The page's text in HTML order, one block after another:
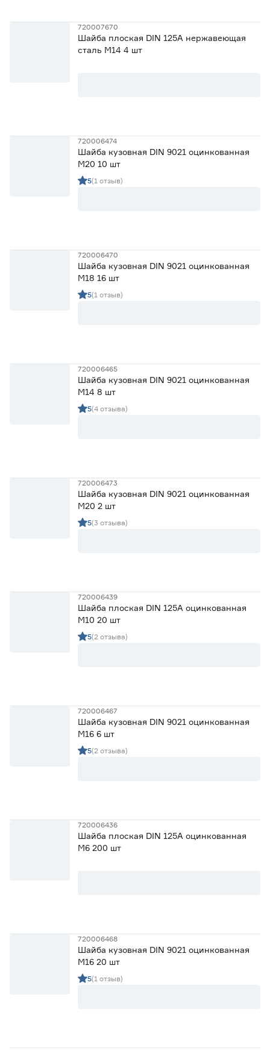
720007670
Шайба плоская DIN 125A нержавеющая
сталь М14 4 шт
720006474
Шайба кузовная DIN 9021 оцинкованная
М20 10 шт
5(1 отзыв)
720006470
Шайба кузовная DIN 9021 оцинкованная
М18 16 шт
5(1 отзыв)
720006465
Шайба кузовная DIN 9021 оцинкованная
М14 8 шт
5(4 отзыва)
720006473
Шайба кузовная DIN 9021 оцинкованная
М20 2 шт
5(3 отзыва)
720006439
Шайба плоская DIN 125А оцинкованная
М10 20 шт
5(2 отзыва)
720006467
Шайба кузовная DIN 9021 оцинкованная
М16 6 шт
5(2 отзыва)
720006436
Шайба плоская DIN 125А оцинкованная
М6 200 шт
720006468
Шайба кузовная DIN 9021 оцинкованная
М16 20 шт
5(1 отзыв)